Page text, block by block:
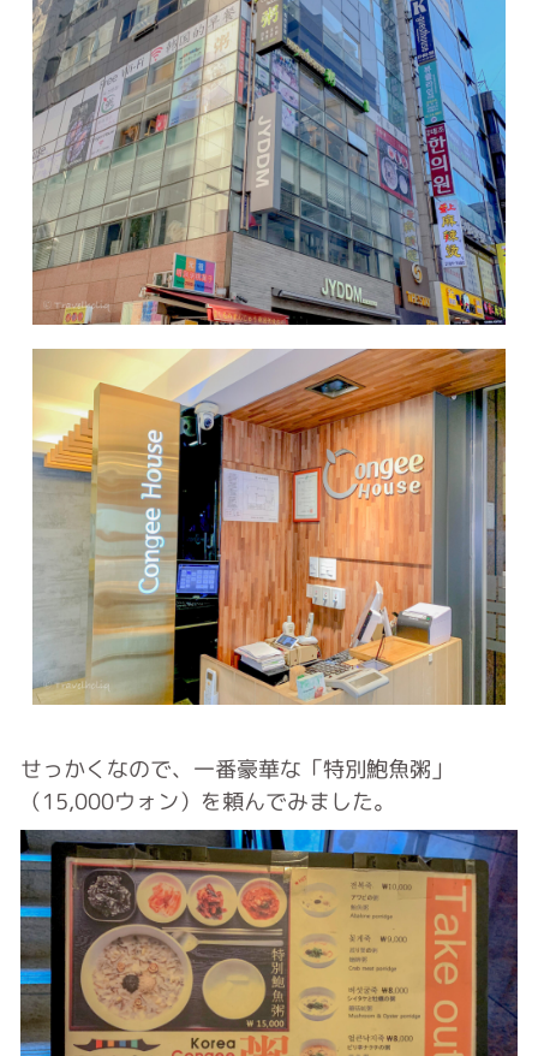
せっかくなので、一番豪華な「特別鮑魚粥」
（15,000ウォン）を頼んでみました。